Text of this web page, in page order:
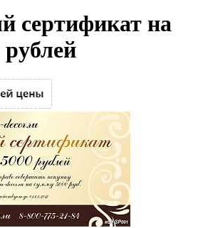
сертификат на